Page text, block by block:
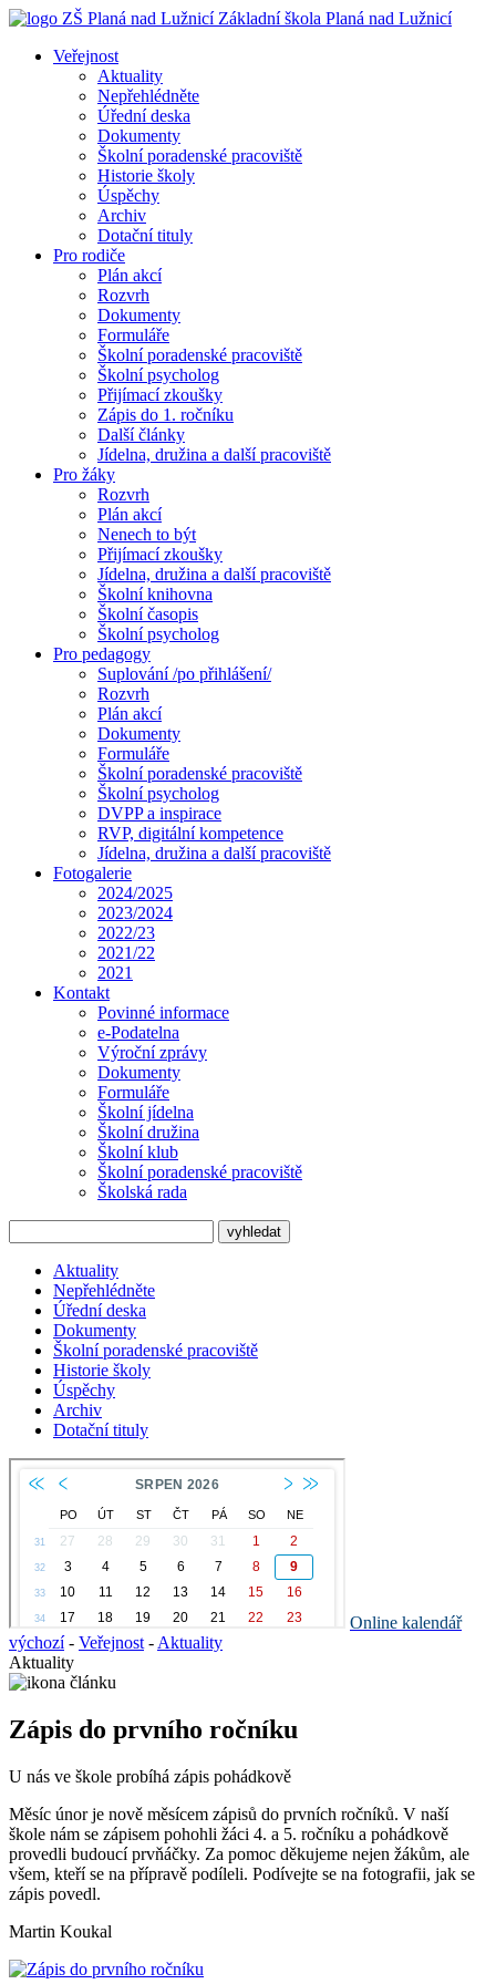
Základní škola Planá nad Lužnicí
Veřejnost
Aktuality
Nepřehlédněte
Úřední deska
Dokumenty
Školní poradenské pracoviště
Historie školy
Úspěchy
Archiv
Dotační tituly
Pro rodiče
Plán akcí
Rozvrh
Dokumenty
Formuláře
Školní poradenské pracoviště
Školní psycholog
Přijímací zkoušky
Zápis do 1. ročníku
Další články
Jídelna, družina a další pracoviště
Pro žáky
Rozvrh
Plán akcí
Nenech to být
Přijímací zkoušky
Jídelna, družina a další pracoviště
Školní knihovna
Školní časopis
Školní psycholog
Pro pedagogy
Suplování /po přihlášení/
Rozvrh
Plán akcí
Dokumenty
Formuláře
Školní poradenské pracoviště
Školní psycholog
DVPP a inspirace
RVP, digitální kompetence
Jídelna, družina a další pracoviště
Fotogalerie
2024/2025
2023/2024
2022/23
2021/22
2021
Kontakt
Povinné informace
e-Podatelna
Výroční zprávy
Dokumenty
Formuláře
Školní jídelna
Školní družina
Školní klub
Školní poradenské pracoviště
Školská rada
Aktuality
Nepřehlédněte
Úřední deska
Dokumenty
Školní poradenské pracoviště
Historie školy
Úspěchy
Archiv
Dotační tituly
Online kalendář
výchozí- Veřejnost - Aktuality
Aktuality
Zápis do prvního ročníku
U nás ve škole probíhá zápis pohádkově
Měsíc únor je nově měsícem zápisů do prvních ročníků. V naší
škole nám se zápisem pohohli žáci 4. a 5. ročníku a pohádkově
provedli budoucí prvňáčky. Za pomoc děkujeme nejen žákům, ale
všem, kteří se na přípravě podíleli. Podívejte se na fotografii, jak se
zápis povedl.
Martin Koukal